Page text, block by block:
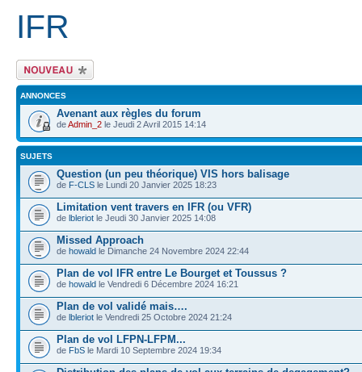
IFR
Ecrire un nouveau
sujet
ANNONCES
Avenant aux règles du forum
deAdmin_2 le Jeudi 2 Avril 2015 14:14
SUJETS
Question (un peu théorique) VIS hors balisage
de F-CLS le Lundi 20 Janvier 2025 18:23
Limitation vent travers en IFR (ou VFR)
de lbleriot le Jeudi 30 Janvier 2025 14:08
Missed Approach
de howald le Dimanche 24 Novembre 2024 22:44
Plan de vol IFR entre Le Bourget et Toussus ?
de howald le Vendredi 6 Décembre 2024 16:21
Plan de vol validé mais….
de lbleriot le Vendredi 25 Octobre 2024 21:24
Plan de vol LFPN-LFPM...
de FbS le Mardi 10 Septembre 2024 19:34